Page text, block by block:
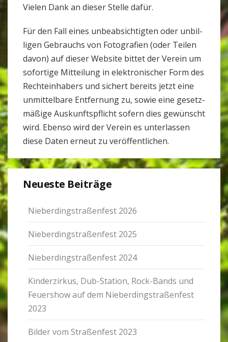
Vielen Dank an dieser Stelle dafür.
Für den Fall eines unbe­ab­sich­tigten oder unbil­
ligen Gebrauchs von Foto­gra­fien (oder Teilen
davon) auf dieser Web­site bittet der Verein um
sofor­tige Mit­tei­lung in elek­tro­ni­scher Form des
Rech­te­inha­bers und sichert bereits jetzt eine
unmit­tel­bare Ent­fer­nung zu, sowie eine gesetz­
mä­ßige Aus­kunfts­pflicht sofern dies gewünscht
wird. Ebenso wird der Verein es unter­lassen
diese Daten erneut zu ver­öf­fent­li­chen.
Neu­este Bei­träge
Nie­ber­ding­stra­ßen­fest 2026
Nie­ber­ding­stra­ßen­fest 2025
Nie­ber­ding­stra­ßen­fest 2024
Kin­der­zirkus, Dub-Sta­tion, Rock-Bands und
Feu­er­show auf dem Nie­ber­ding­stra­ßen­fest
2023
Bilder vom Stra­ßen­fest 2023